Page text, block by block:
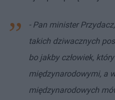
- Pan minister
takich dziwacznych
bo jakby człowiek,
międzynarodowymi, a
międzynarodowych